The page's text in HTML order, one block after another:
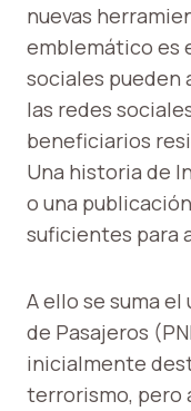
nuevas
emblemático es
sociales pueden
las redes
beneficiarios
Una historia de
o una
suficientes para
A ello se suma
de Pasajeros
inicialmente
terrorismo, pero